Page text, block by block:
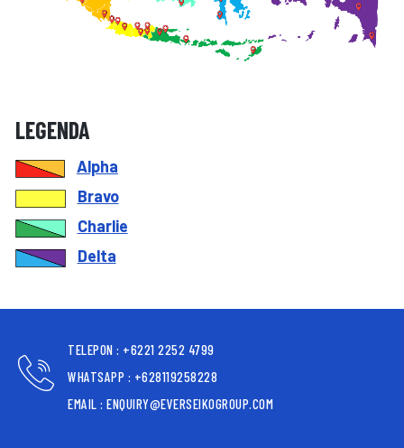
LEGENDA
Alpha
Bravo
Charlie
Delta
TELEPON : +6221 2252 4799
WHATSAPP : +628119258228
EMAIL : ENQUIRY@EVERSEIKOGROUP.COM